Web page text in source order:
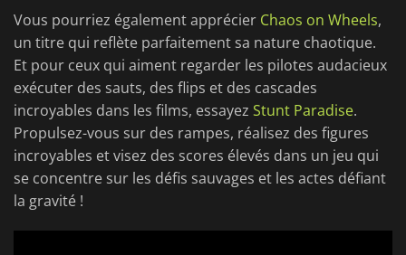
Vous pourriez également apprécier Chaos on Wheels,
un titre qui reflète parfaitement sa nature chaotique.
Et pour ceux qui aiment regarder les pilotes audacieux
exécuter des sauts, des flips et des cascades
incroyables dans les films, essayez Stunt Paradise.
Propulsez-vous sur des rampes, réalisez des figures
incroyables et visez des scores élevés dans un jeu qui
se concentre sur les défis sauvages et les actes défiant
la gravité !